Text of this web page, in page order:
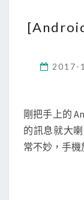
2017-
剛把手上的
的訊息就大
常不妙，手